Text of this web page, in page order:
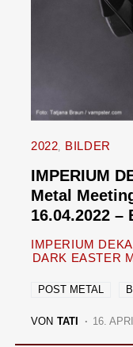
2022 BILDER
IMPERIUM
Metal
16.04.2022 –
IMPERIUM
DARK EASTER
POST METAL
VON TATI 16.